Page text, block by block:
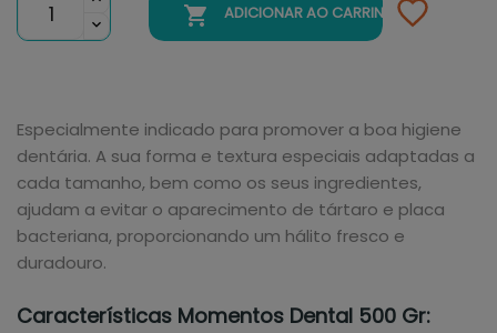
 ADICIONAR AO CARRINHO
Especialmente indicado para promover a boa higiene
dentária. A sua forma e textura especiais adaptadas a
cada tamanho, bem como os seus ingredientes,
ajudam a evitar o aparecimento de tártaro e placa
bacteriana, proporcionando um hálito fresco e
duradouro.
Características Momentos Dental 500 Gr: